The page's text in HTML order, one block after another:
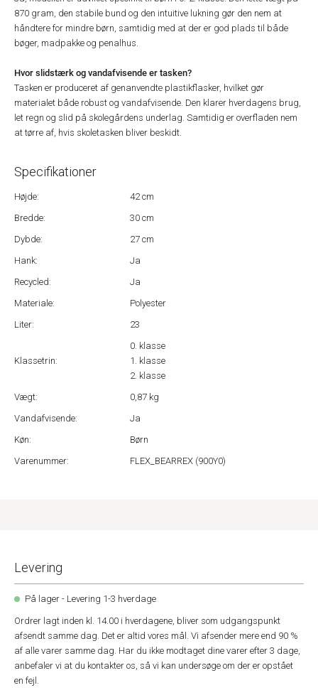
870 gram, den stabile bund og den intuitive lukning gør den nem at
håndtere for mindre børn, samtidig med at der er god plads til både
bøger, madpakke og penalhus.
Hvor slidstærk og vandafvisende er tasken?
Tasken er produceret af genanvendte plastikflasker, hvilket gør
materialet både robust og vandafvisende. Den klarer hverdagens brug,
let regn og slid på skolegårdens underlag. Samtidig er overfladen nem
at tørre af, hvis skoletasken bliver beskidt.
Specifikationer
Højde:
42 cm
Bredde:
30 cm
Dybde:
27 cm
Hank:
Ja
Recycled:
Ja
Materiale:
Polyester
Liter:
23
Klassetrin:
0. klasse
1. klasse
2. klasse
Vægt:
0,87 kg
Vandafvisende:
Ja
Køn:
Børn
Varenummer:
FLEX_BEARREX (900Y0)
Levering
På lager - Levering 1-3 hverdage
Ordrer lagt inden kl. 14.00 i hverdagene, bliver som udgangspunkt
afsendt samme dag. Det er altid vores mål. Vi afsender mere end 90 %
af alle varer samme dag. Har du ikke modtaget dine varer efter 3 dage,
anbefaler vi at du kontakter os, så vi kan undersøge om der er opstået
en fejl.